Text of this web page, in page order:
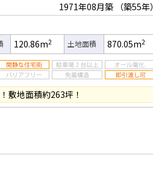
1971年08月築
（築55年）
120.86m2 土地面積 870.05m2
敷地面積約263坪！